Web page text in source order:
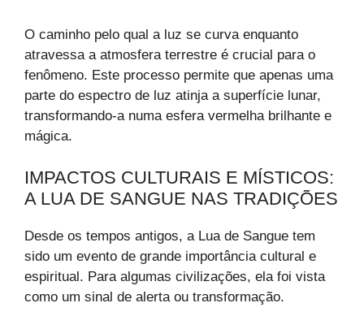
O caminho pelo qual a luz se curva enquanto
atravessa a atmosfera terrestre é crucial para o
fenômeno. Este processo permite que apenas uma
parte do espectro de luz atinja a superfície lunar,
transformando-a numa esfera vermelha brilhante e
mágica.
IMPACTOS CULTURAIS E MÍSTICOS:
A LUA DE SANGUE NAS TRADIÇÕES
Desde os tempos antigos, a Lua de Sangue tem
sido um evento de grande importância cultural e
espiritual. Para algumas civilizações, ela foi vista
como um sinal de alerta ou transformação.